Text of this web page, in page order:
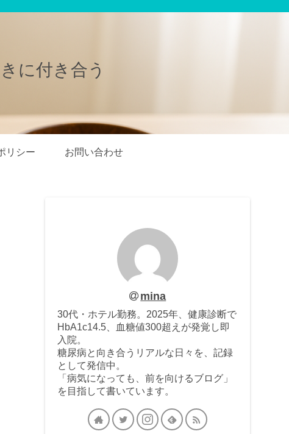
に付き合う
リシー お問い合わせ
mina
30代・ホテル勤務。2025年、健康診断で
HbA1c14.5、血糖値300超えが発覚し即
入院。
糖尿病と向き合うリアルな日々を、記録
として発信中。
「病気になっても、前を向けるブログ」
を目指して書いています。